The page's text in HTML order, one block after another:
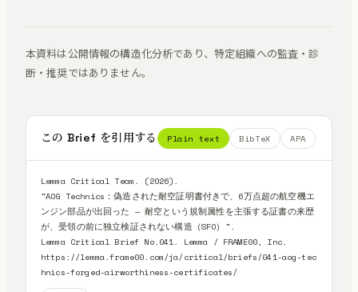
本資料は公開情報の構造化分析であり、特定組織への監査・診
断・推奨ではありません。
この Brief を引用する Plain text BibTeX APA
Lemma Critical Team. (2026).
"AOG Technics：偽造された耐空証明書付きで、6万点超の航空機エ
ンジン部品が出回った — 耐空という規制属性を主張する証書の来歴
が、受領の前に独立検証されない構造（SFO）".
Lemma Critical Brief No.041. Lemma / FRAME00, Inc.
https://lemma.frame00.com/ja/critical/briefs/041-aog-tec
hnics-forged-airworthiness-certificates/